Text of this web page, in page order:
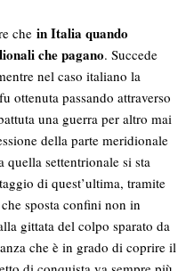
che in Italia quando
che pagano. Succede
nel caso italiano la
ottenuta passando attraverso
una guerra per altro mai
della parte meridionale
quella settentrionale si sta
di quest’ultima, tramite
che sposta confini non in
gittata del colpo sparato da
che è in grado di coprire il